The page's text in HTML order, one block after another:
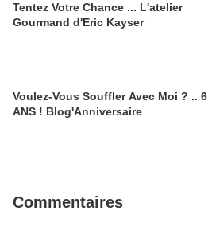
Tentez Votre Chance ... L'atelier
Gourmand d'Eric Kayser
Voulez-Vous Souffler Avec Moi ? .. 6
ANS ! Blog'Anniversaire
Commentaires